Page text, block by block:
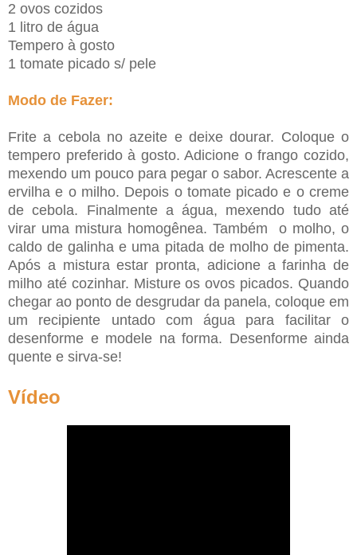
2 ovos cozidos
1 litro de água
Tempero à gosto
1 tomate picado s/ pele
Modo de Fazer:
Frite a cebola no azeite e deixe dourar. Coloque o
tempero preferido à gosto. Adicione o frango cozido,
mexendo um pouco para pegar o sabor. Acrescente a
ervilha e o milho. Depois o tomate picado e o creme
de cebola. Finalmente a água, mexendo tudo até
virar uma mistura homogênea. Também o molho, o
caldo de galinha e uma pitada de molho de pimenta.
Após a mistura estar pronta, adicione a farinha de
milho até cozinhar. Misture os ovos picados. Quando
chegar ao ponto de desgrudar da panela, coloque em
um recipiente untado com água para facilitar o
desenforme e modele na forma. Desenforme ainda
quente e sirva-se!
Vídeo